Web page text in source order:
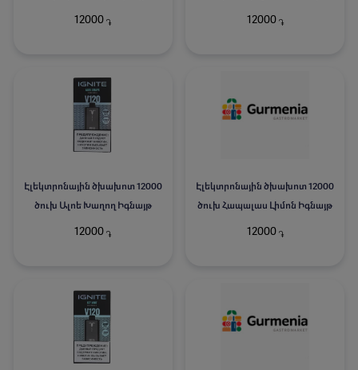
12000 ֏
Իգնայթ
12000 ֏
Էլեկտրոնային ծխախոտ 12000
ծուխ Ալոե Խաղող Իգնայթ
12000 ֏
Էլեկտրոնային ծխախոտ 12000
ծուխ Հապալաս Լիմոն Իգնայթ
12000 ֏